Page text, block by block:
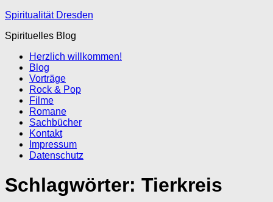
Spiritualität Dresden
Spirituelles Blog
Herzlich willkommen!
Blog
Vorträge
Rock & Pop
Filme
Romane
Sachbücher
Kontakt
Impressum
Datenschutz
Schlagwörter: Tierkreis